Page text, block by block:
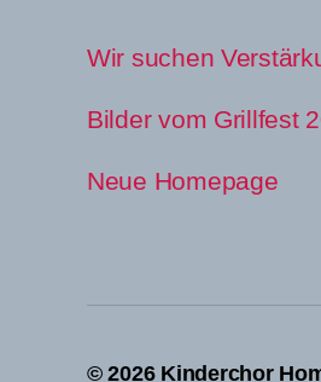
Wir suchen
Bilder vom Grillfest
Neue Homepage
© 2026 Kinderchor